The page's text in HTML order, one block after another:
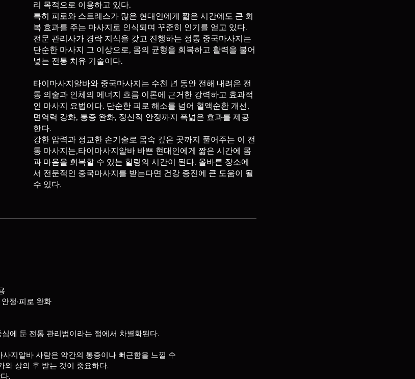
리 목적으로 이용하고 있다.
특히 피로와 스트레스가 많은 현대인에게 짧은 시간에도 큰 회
복 효과를 주는 마사지로 인식되며 꾸준히 인기를 얻고 있다.
전문 관리사가 경락 지식을 갖고 진행하는 정통 중국마사지는
단순한 마사지 그 이상으로, 몸의 균형을 회복하고 활력을 불어
넣는 전통 치유 기술이다.
타이마사지알바와 중국마사지는 수천 년 동안 전해 내려온 전
통 의술과 인체의 에너지 흐름 이론에 근거한 강력하고 효과적
인 마사지 요법이다. 단순한 피로 해소를 넘어 혈액순환 개선,
면역력 강화, 통증 완화, 정신적 안정까지 폭넓은 효과를 제공
한다.
강한 압력과 정교한 손기술로 몸속 깊은 곳까지 풀어주는 이 전
통 마사지는,타이마사지알바 바쁜 현대인에게 짧은 시간에 몸
과 마음을 회복할 수 있는 힐링의 시간이 된다. 올바른 장소에
서 전문적인 중국마사지를 받는다면 건강 증진에 큰 도움이 될
수 있다.
정·피로 완화
에 둔 전통 관리법이라는 점에서 차별화된다.
지알바 사람은 약간의 통증이나 뻐근함을 느낄 수
와 상의 후 받는 것이 중요하다.
.